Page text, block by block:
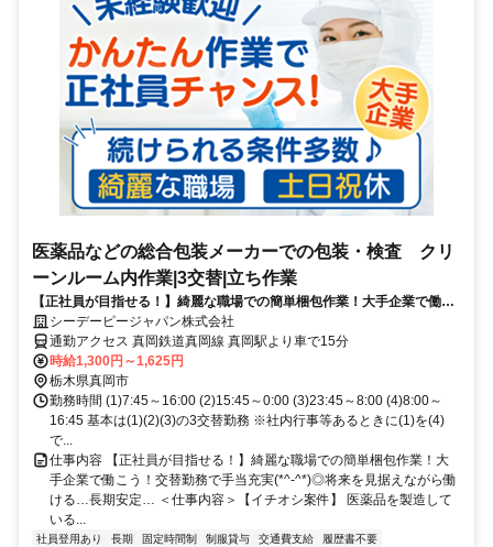
医薬品などの総合包装メーカーでの包装・検査 クリ
ーンルーム内作業|3交替|立ち作業
【正社員が目指せる！】綺麗な職場での簡単梱包作業！大手企業で働こ
う！交替勤務で手当充実(*^-^*)◎将来を見据えながら働ける…長期安
定…
シーデーピージャパン株式会社
通勤アクセス 真岡鉄道真岡線 真岡駅より車で15分
時給1,300円～1,625円
栃木県真岡市
勤務時間 (1)7:45～16:00 (2)15:45～0:00 (3)23:45～8:00 (4)8:00～
16:45 基本は(1)(2)(3)の3交替勤務 ※社内行事等あるときに(1)を(4)
で...
仕事内容 【正社員が目指せる！】綺麗な職場での簡単梱包作業！大
手企業で働こう！交替勤務で手当充実(*^-^*)◎将来を見据えながら働
ける…長期安定… ＜仕事内容＞【イチオシ案件】 医薬品を製造して
いる...
社員登用あり 長期 固定時間制 制服貸与 交通費支給 履歴書不要